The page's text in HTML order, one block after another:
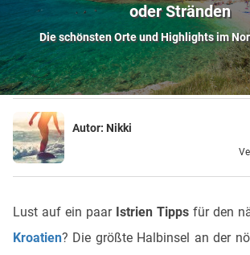
ESIM
REISEBLOG
oder Stränden
Die schönsten Orte und Highlights im
Autor: Nikki
Lust auf ein paarIstrien Tippsfür den
Kroatien? Die größte Halbinsel an der